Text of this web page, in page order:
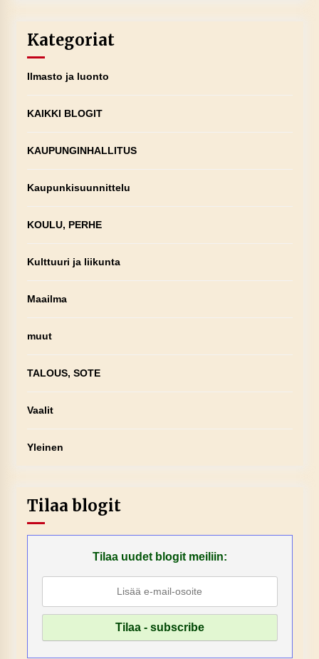
Kategoriat
Ilmasto ja luonto
KAIKKI BLOGIT
KAUPUNGINHALLITUS
Kaupunkisuunnittelu
KOULU, PERHE
Kulttuuri ja liikunta
Maailma
muut
TALOUS, SOTE
Vaalit
Yleinen
Tilaa blogit
Tilaa uudet blogit meiliin: